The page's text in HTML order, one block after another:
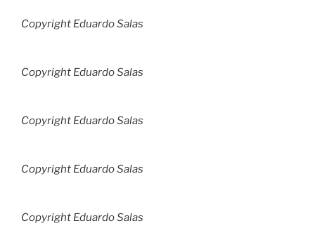
Copyright Eduardo Salas
Copyright Eduardo Salas
Copyright Eduardo Salas
Copyright Eduardo Salas
Copyright Eduardo Salas